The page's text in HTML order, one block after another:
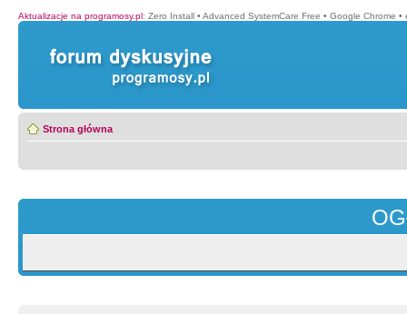
Aktualizacje na programosy.pl: Zero Install • Advanced SystemCare Free • Google Chrome •
Strona główna